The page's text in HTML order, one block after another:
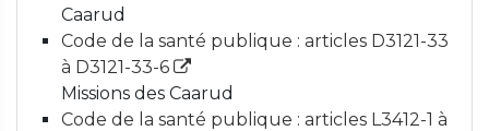
Caarud
Code de la santé publique : articles D3121-33
à D3121-33-6
Missions des Caarud
Code de la santé publique : articles L3412-1 à